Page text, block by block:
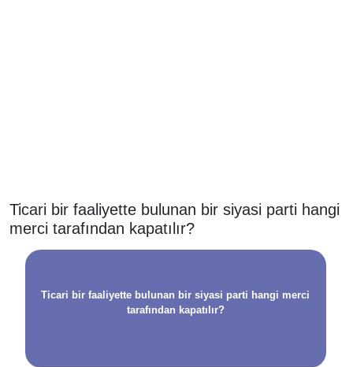
Ticari bir faaliyette bulunan bir siyasi parti hangi
merci tarafından kapatılır?
Ticari bir faaliyette bulunan bir siyasi parti hangi merci
tarafından kapatılır?